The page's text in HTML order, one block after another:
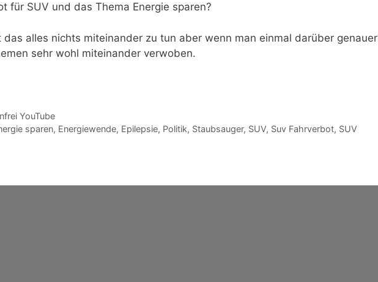
für SUV und das Thema Energie sparen?
alles nichts miteinander zu tun aber wenn man einmal darüber genauer
sehr wohl miteinander verwoben.
YouTube
sparen, Energiewende, Epilepsie, Politik, Staubsauger, SUV, Suv Fahrverbot, SUV